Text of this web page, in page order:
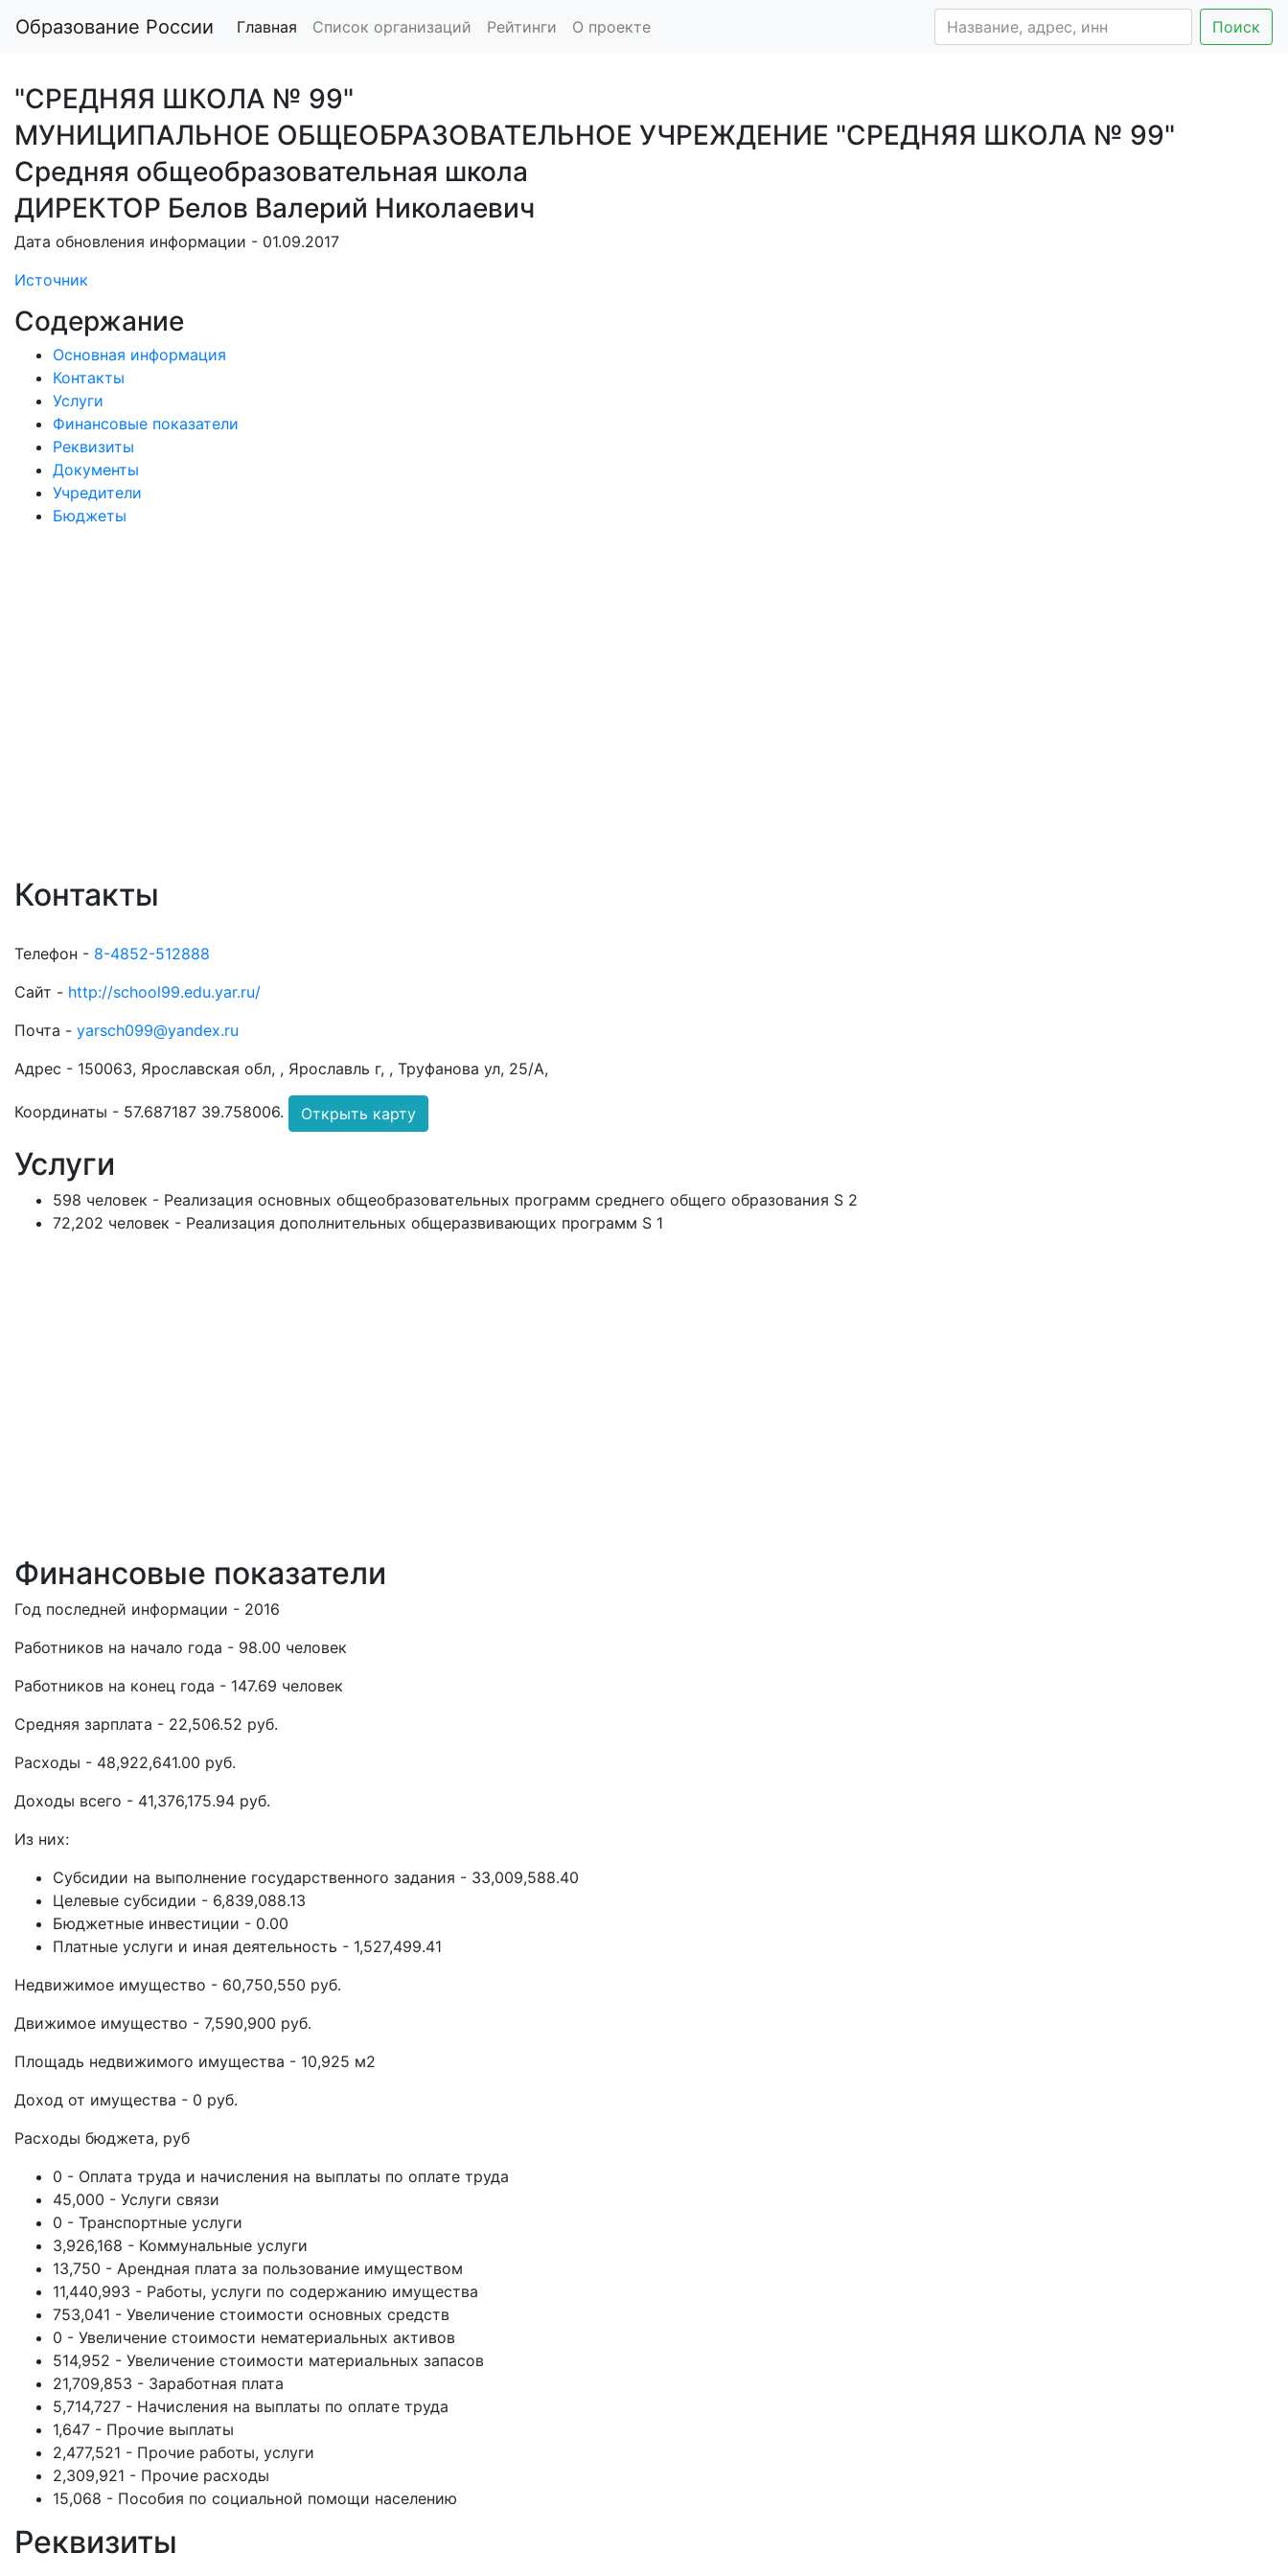
Образование России Главная Список организаций Рейтинги О проекте Поиск
"СРЕДНЯЯ ШКОЛА № 99"
МУНИЦИПАЛЬНОЕ ОБЩЕОБРАЗОВАТЕЛЬНОЕ УЧРЕЖДЕНИЕ "СРЕДНЯЯ ШКОЛА № 99"
Средняя общеобразовательная школа
ДИРЕКТОР Белов Валерий Николаевич
Дата обновления информации - 01.09.2017
Источник
Содержание
Основная информация
Контакты
Услуги
Финансовые показатели
Реквизиты
Документы
Учредители
Бюджеты
Контакты
Телефон - 8-4852-512888
Сайт - http://school99.edu.yar.ru/
Почта - yarsch099@yandex.ru
Адрес - 150063, Ярославская обл, , Ярославль г, , Труфанова ул, 25/А,
Координаты - 57.687187 39.758006. Открыть карту
Услуги
598 человек - Реализация основных общеобразовательных программ среднего общего образования S 2
72,202 человек - Реализация дополнительных общеразвивающих программ S 1
Финансовые показатели
Год последней информации - 2016
Работников на начало года - 98.00 человек
Работников на конец года - 147.69 человек
Средняя зарплата - 22,506.52 руб.
Расходы - 48,922,641.00 руб.
Доходы всего - 41,376,175.94 руб.
Из них:
Субсидии на выполнение государственного задания - 33,009,588.40
Целевые субсидии - 6,839,088.13
Бюджетные инвестиции - 0.00
Платные услуги и иная деятельность - 1,527,499.41
Недвижимое имущество - 60,750,550 руб.
Движимое имущество - 7,590,900 руб.
Площадь недвижимого имущества - 10,925 м2
Доход от имущества - 0 руб.
Расходы бюджета, руб
0 - Оплата труда и начисления на выплаты по оплате труда
45,000 - Услуги связи
0 - Транспортные услуги
3,926,168 - Коммунальные услуги
13,750 - Арендная плата за пользование имуществом
11,440,993 - Работы, услуги по содержанию имущества
753,041 - Увеличение стоимости основных средств
0 - Увеличение стоимости нематериальных активов
514,952 - Увеличение стоимости материальных запасов
21,709,853 - Заработная плата
5,714,727 - Начисления на выплаты по оплате труда
1,647 - Прочие выплаты
2,477,521 - Прочие работы, услуги
2,309,921 - Прочие расходы
15,068 - Пособия по социальной помощи населению
Реквизиты